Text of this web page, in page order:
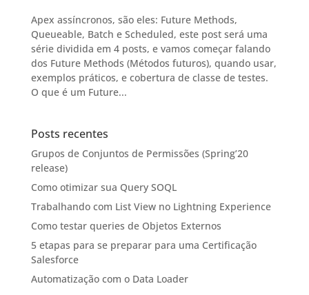
Apex assíncronos, são eles: Future Methods,
Queueable, Batch e Scheduled, este post será uma
série dividida em 4 posts, e vamos começar falando
dos Future Methods (Métodos futuros), quando usar,
exemplos práticos, e cobertura de classe de testes.
O que é um Future...
Posts recentes
Grupos de Conjuntos de Permissões (Spring’20
release)
Como otimizar sua Query SOQL
Trabalhando com List View no Lightning Experience
Como testar queries de Objetos Externos
5 etapas para se preparar para uma Certificação
Salesforce
Automatização com o Data Loader